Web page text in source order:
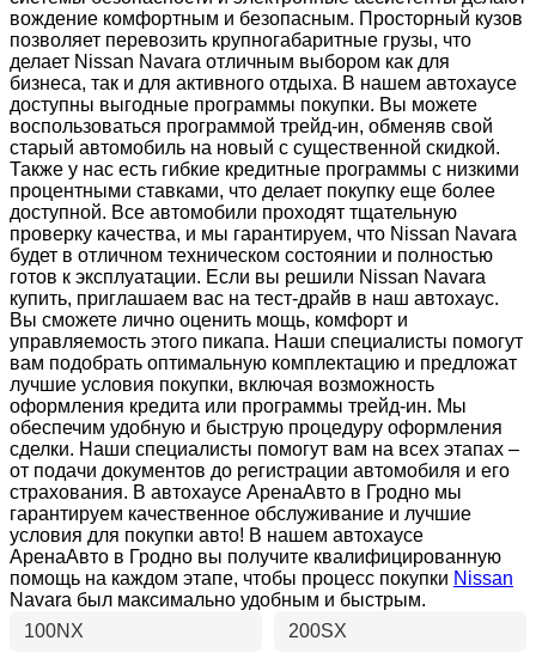
вождение комфортным и безопасным. Просторный кузов
позволяет перевозить крупногабаритные грузы, что
делает Nissan Navara отличным выбором как для
бизнеса, так и для активного отдыха. В нашем автохаусе
доступны выгодные программы покупки. Вы можете
воспользоваться программой трейд-ин, обменяв свой
старый автомобиль на новый с существенной скидкой.
Также у нас есть гибкие кредитные программы с низкими
процентными ставками, что делает покупку еще более
доступной. Все автомобили проходят тщательную
проверку качества, и мы гарантируем, что Nissan Navara
будет в отличном техническом состоянии и полностью
готов к эксплуатации. Если вы решили Nissan Navara
купить, приглашаем вас на тест-драйв в наш автохаус.
Вы сможете лично оценить мощь, комфорт и
управляемость этого пикапа. Наши специалисты помогут
вам подобрать оптимальную комплектацию и предложат
лучшие условия покупки, включая возможность
оформления кредита или программы трейд-ин. Мы
обеспечим удобную и быструю процедуру оформления
сделки. Наши специалисты помогут вам на всех этапах –
от подачи документов до регистрации автомобиля и его
страхования. В автохаусе АренаАвто в Гродно мы
гарантируем качественное обслуживание и лучшие
условия для покупки авто! В нашем автохаусе
АренаАвто в Гродно вы получите квалифицированную
помощь на каждом этапе, чтобы процесс покупки Nissan
Navara был максимально удобным и быстрым.
100NX
200SX